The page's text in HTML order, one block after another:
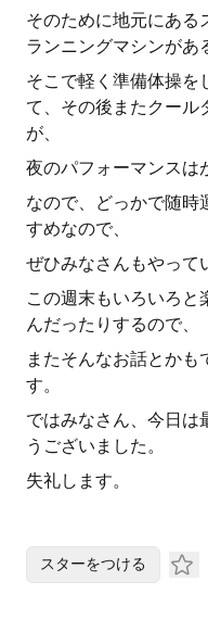
そのために地元にある
ランニングマシンがあ
そこで軽く準備体操を
て、その後またクール
が、
夜のパフォーマンスは
なので、どっかで随時
すめなので、
ぜひみなさんもやって
この週末もいろいろと
んだったりするので、
またそんなお話とかも
す。
ではみなさん、今日は
うございました。
失礼します。
スターをつける